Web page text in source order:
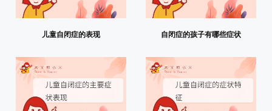
儿童自闭症的表现 自闭症的孩子有哪些症状